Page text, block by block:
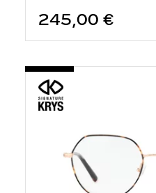
245,00 €